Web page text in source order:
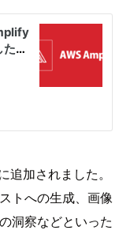
追加されました。
トへの生成、画像
洞察などといった